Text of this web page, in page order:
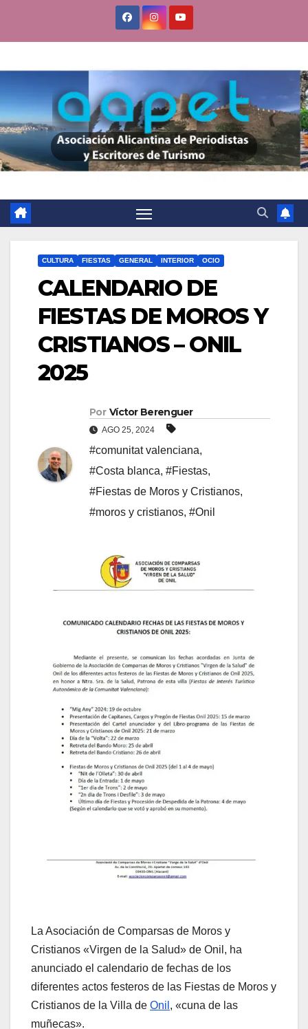
CULTURA FIESTAS GENERAL INTERIOR OCIO
CALENDARIO DE
FIESTAS DE MOROS Y
CRISTIANOS – ONIL
2025
Por Víctor Berenguer
AGO 25, 2024
#comunitat valenciana,
#Costa blanca, #Fiestas,
#Fiestas de Moros y Cristianos,
#moros y cristianos, #Onil
La Asociación de Comparsas de Moros y
Cristianos «Virgen de la Salud» de Onil, ha
anunciado el calendario de fechas de los
diferentes actos festeros de las Fiestas de Moros y
Cristianos de la Villa de Onil , «cuna de las
muñecas».